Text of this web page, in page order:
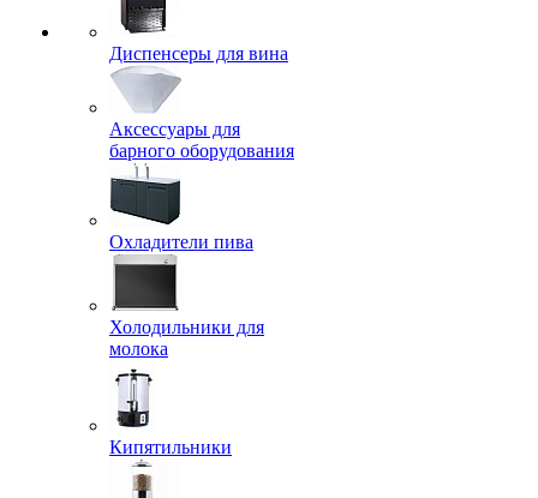
Диспенсеры для вина
Аксессуары для
барного оборудования
Охладители пива
Холодильники для
молока
Кипятильники